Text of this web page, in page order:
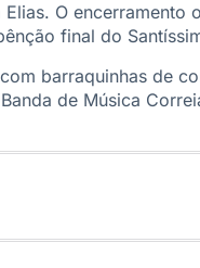
O
final do
barraquinhas de
de Música